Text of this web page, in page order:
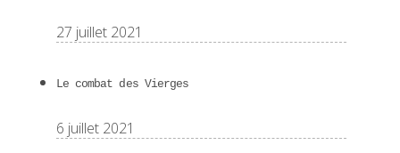
27 juillet 2021
Le combat des Vierges
6 juillet 2021